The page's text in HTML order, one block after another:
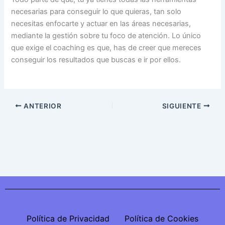
necesarias para conseguir lo que quieras, tan solo
necesitas enfocarte y actuar en las áreas necesarias,
mediante la gestión sobre tu foco de atención. Lo único
que exige el coaching es que, has de creer que mereces
conseguir los resultados que buscas e ir por ellos.
ANTERIOR SIGUIENTE
Política de Privacidad Política de Cookies